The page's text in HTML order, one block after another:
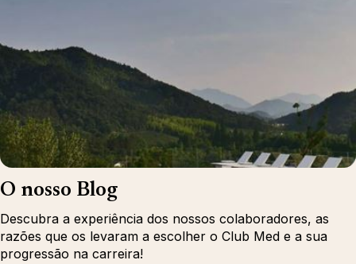
O nosso Blog
Descubra a experiência dos nossos colaboradores, as
razões que os levaram a escolher o Club Med e a sua
progressão na carreira!